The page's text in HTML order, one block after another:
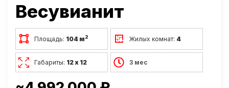
Весувианит
Площадь: 104 м2 Жилых комнат: 4
Габариты: 12 х 12 3 мес